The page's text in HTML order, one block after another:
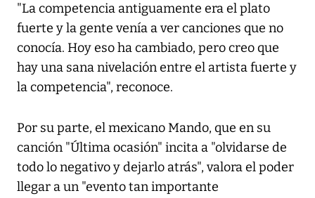
"La competencia antiguamente era el plato
fuerte y la gente venía a ver canciones que no
conocía. Hoy eso ha cambiado, pero creo que
hay una sana nivelación entre el artista fuerte y
la competencia", reconoce.
Por su parte, el mexicano Mando, que en su
canción "Última ocasión" incita a "olvidarse de
todo lo negativo y dejarlo atrás", valora el poder
llegar a un "evento tan importante